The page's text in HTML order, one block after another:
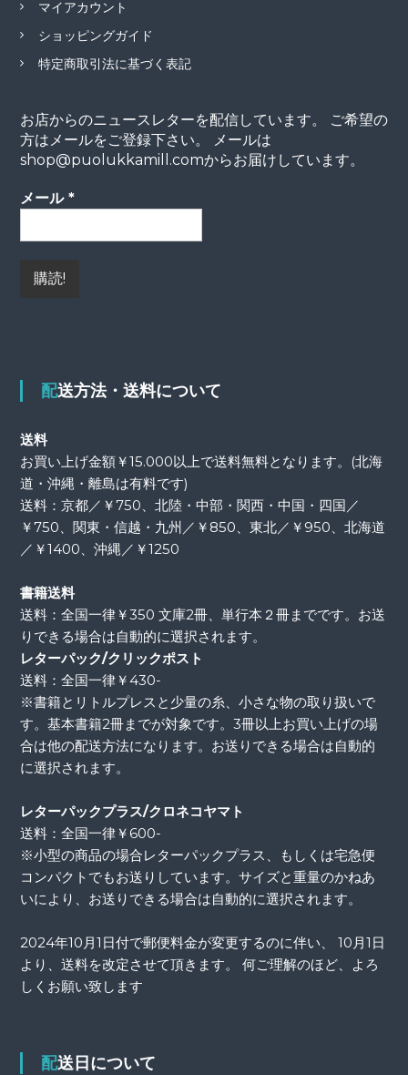
マイアカウント
ショッピングガイド
特定商取引法に基づく表記
お店からのニュースレターを配信しています。 ご希望の
方はメールをご登録下さい。 メールは
shop@puolukkamill.comからお届けしています。
メール *
配送方法・送料について
送料
お買い上げ金額￥15.000以上で送料無料となります。(北海
道・沖縄・離島は有料です)
送料：京都／￥750、北陸・中部・関西・中国・四国／
￥750、関東・信越・九州／￥850、東北／￥950、北海道
／￥1400、沖縄／￥1250
書籍送料
送料：全国一律￥350 文庫2冊、単行本２冊までです。お送
りできる場合は自動的に選択されます。
レターパック/クリックポスト
送料：全国一律￥430-
※書籍とリトルプレスと少量の糸、小さな物の取り扱いで
す。基本書籍2冊までが対象です。3冊以上お買い上げの場
合は他の配送方法になります。お送りできる場合は自動的
に選択されます。
レターパックプラス/クロネコヤマト
送料：全国一律￥600-
※小型の商品の場合レターパックプラス、もしくは宅急便
コンパクトでもお送りしています。サイズと重量のかねあ
いにより、お送りできる場合は自動的に選択されます。
2024年10月1日付で郵便料金が変更するのに伴い、 10月1日
より、送料を改定させて頂きます。 何ご理解のほど、よろ
しくお願い致します
配送日について